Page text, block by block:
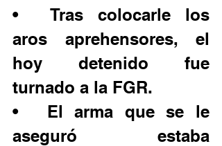
•	Tras colocarle los
aros aprehensores, el
hoy detenido fue
turnado a la FGR.
•	El arma que se le
aseguró estaba